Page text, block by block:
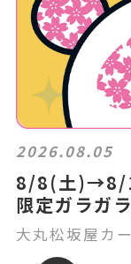
2026.08.05
8/8(土)→8/
限定ガラガ
大丸松坂屋カ